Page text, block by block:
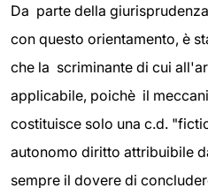
Da parte della
con questo orientamento, è
che la scriminante di cui
applicabile, poichè il
costituisce solo una c.d.
autonomo diritto attribuibile
sempre il dovere di